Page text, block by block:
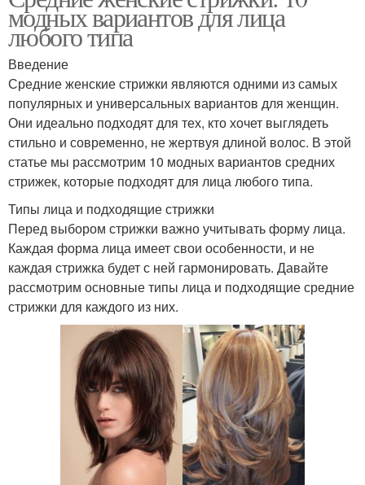
модных вариантов для лица
любого типа
Введение
Средние женские стрижки являются одними из самых
популярных и универсальных вариантов для женщин.
Они идеально подходят для тех, кто хочет выглядеть
стильно и современно, не жертвуя длиной волос. В этой
статье мы рассмотрим 10 модных вариантов средних
стрижек, которые подходят для лица любого типа.
Типы лица и подходящие стрижки
Перед выбором стрижки важно учитывать форму лица.
Каждая форма лица имеет свои особенности, и не
каждая стрижка будет с ней гармонировать. Давайте
рассмотрим основные типы лица и подходящие средние
стрижки для каждого из них.